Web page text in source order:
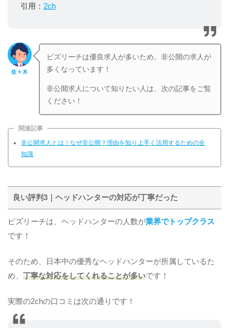
引用： 2ch
佐々木
ビズリーチは優良求人が多いため、非公開の求人が
多くなっています！
非公開求人について知りたい人は、次の記事をご覧
ください！
関連記事
非公開求人とは｜なぜ非公開？理由を知り上手く活用するための全
知識
良い評判3｜ヘッドハンターの対応が丁寧だった
ビズリーチは、ヘッドハンターの人数が業界でトップクラス
です！
そのため、日本中の優秀なヘッドハンターが所属しているた
め、 丁寧な対応をしてくれることが多いです！
実際の2chの口コミは次の通りです！